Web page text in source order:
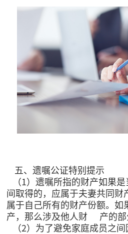
五、遗嘱公证特别提示
（1）遗嘱所指的财产如果
间取得的，应属于夫妻共同财
属于自己所有的财产份额。如
产，那么涉及他人财 产的部
（2）为了避免家庭成员之